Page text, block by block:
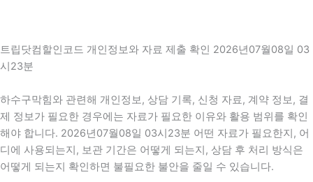
트립닷컴할인코드 개인정보와 자료 제출 확인 2026년07월08일 03
시23분
하수구막힘와 관련해 개인정보, 상담 기록, 신청 자료, 계약 정보, 결
제 정보가 필요한 경우에는 자료가 필요한 이유와 활용 범위를 확인
해야 합니다. 2026년07월08일 03시23분 어떤 자료가 필요한지, 어
디에 사용되는지, 보관 기간은 어떻게 되는지, 상담 후 처리 방식은
어떻게 되는지 확인하면 불필요한 불안을 줄일 수 있습니다.